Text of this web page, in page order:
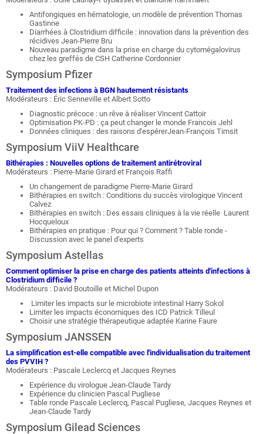
Antifongiques en hématologie, un modèle de prévention Thomas
Gastinne
Diarrhées à Clostridium difficile : innovation dans la prévention des
récidives Jean-Pierre Bru
Nouveau paradigme dans la prise en charge du cytomégalovirus
chez les greffés de CSH Catherine Cordonnier
Symposium Pfizer
Traitement des infections à BGN hautement résistants
Modérateurs : Éric Senneville et Albert Sotto
Diagnostic précoce : un rêve à réaliser Vincent Cattoir
Optimisation PK-PD : ça peut changer le monde Francois Jehl
Données cliniques : des raisons d'espérerJean-François Timsit
Symposium ViiV Healthcare
Bithérapies : Nouvelles options de traitement antirétroviral
Modérateurs : Pierre-Marie Girard et François Raffi
Un changement de paradigme Pierre-Marie Girard
Bithérapies en switch : Conditions du succès virologique Vincent
Calvez
Bithérapies en switch : Des essais cliniques à la vie réelle Laurent
Hocqueloux
Bithérapies en pratique : Pour qui ? Comment ? Table ronde -
Discussion avec le panel d'experts
Symposium Astellas
Comment optimiser la prise en charge des patients atteints d'infections à
Clostridium difficile ?
Modérateurs : David Boutoille et Michel Dupon
Limiter les impacts sur le microbiote intestinal Harry Sokol
Limiter les impacts économiques des ICD Patrick Tilleul
Choisir une stratégie thérapeutique adaptée Karine Faure
Symposium JANSSEN
La simplification est-elle compatible avec l'individualisation du traitement
des PVVIH ?
Modérateurs : Pascale Leclercq et Jacques Reynes
Expérience du virologue Jean-Claude Tardy
Expérience du clinicien Pascal Pugliese
Table ronde Pascale Leclercq, Pascal Pugliese, Jacques Reynes et
Jean-Claude Tardy
Symposium Gilead Sciences